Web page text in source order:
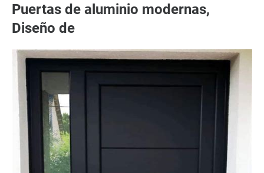
Puertas de aluminio modernas,
Diseño de